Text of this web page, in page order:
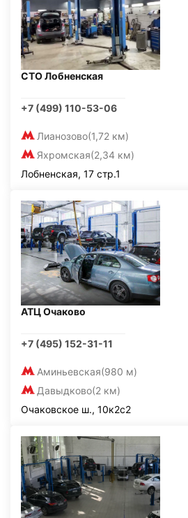
СТО Лобненская
+7 (499) 110-53-06
Лианозово(1,72 км)
Яхромская(2,34 км)
Лобненская, 17 стр.1
АТЦ Очаково
+7 (495) 152-31-11
Аминьевская(980 м)
Давыдково(2 км)
Очаковское ш., 10к2с2